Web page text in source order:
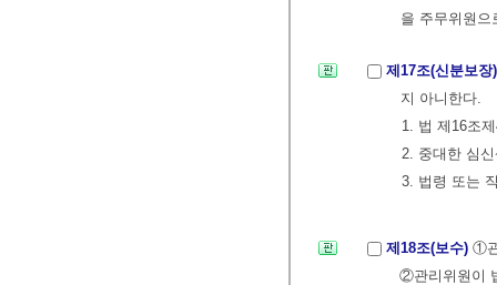
을 주무위원
제17조(신분보
지 아니한다.
1. 법 제16조
2. 중대한 심
3. 법령 또는
제18조(보수) ①
②관리위원이